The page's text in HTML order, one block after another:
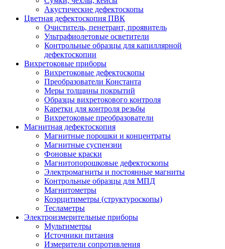
Акустические дефектоскопы
Цветная дефектоскопия ПВК
Очиститель, пенетрант, проявитель
Ультрафиолетовые осветители
Контрольные образцы для капиллярной
дефектоскопии
Вихретоковые приборы
Вихретоковые дефектоскопы
Преобразователи Константа
Меры толщины покрытий
Образцы вихретокового контроля
Каретки для контроля резьбы
Вихретоковые преобразователи
Магнитная дефектоскопия
Магнитные порошки и концентраты
Магнитные суспензии
Фоновые краски
Магнитопорошковые дефектоскопы
Электромагниты и постоянные магниты
Контрольные образцы для МПД
Магнитометры
Коэрцитиметры (структуроскопы)
Тесламетры
Электроизмерительные приборы
Мультиметры
Источники питания
Измерители сопротивления